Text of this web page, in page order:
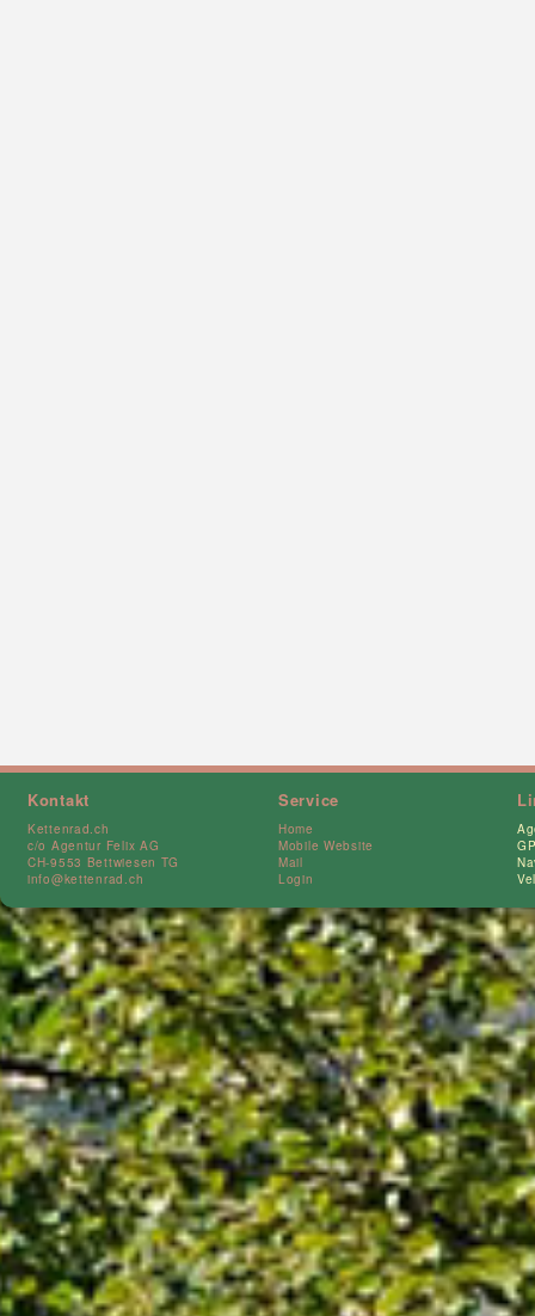
Kontakt
Kettenrad.ch
c/o Agentur Felix AG
CH-9553 Bettwiesen TG
info@kettenrad.ch
Service
Home
Mobile Website
Mail
Login